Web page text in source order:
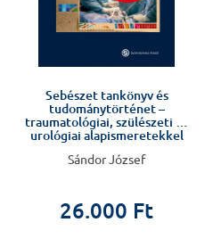
Sebészet tankönyv és
tudománytörténet –
traumatológiai, szülészeti és
urológiai alapismeretekkel
Sándor József
26.000 Ft